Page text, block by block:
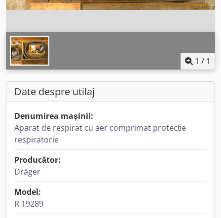
1 / 1
Date despre utilaj
Denumirea mașinii:
Aparat de respirat cu aer comprimat protecție
respiratorie
Producător:
Dräger
Model:
R 19289